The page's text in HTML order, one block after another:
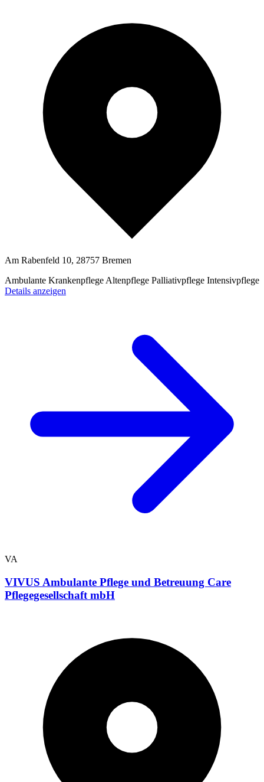
Am Rabenfeld 10, 28757 Bremen
Ambulante Krankenpflege Altenpflege Palliativpflege Intensivpflege
Details anzeigen
VA
VIVUS Ambulante Pflege und Betreuung Care
Pflegegesellschaft mbH